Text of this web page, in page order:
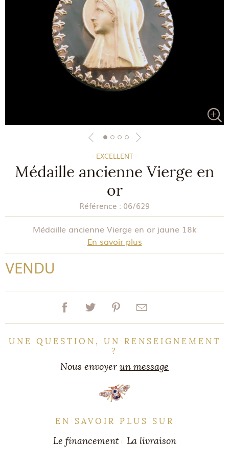
- EXCELLENT -
Médaille ancienne Vierge en
or
Référence : 06/629
Médaille ancienne Vierge en or jaune 18k
En savoir plus
VENDU
UNE QUESTION, UN RENSEIGNEMENT
?
Nous envoyerun message
EN SAVOIR PLUS SUR
Le financement La livraison